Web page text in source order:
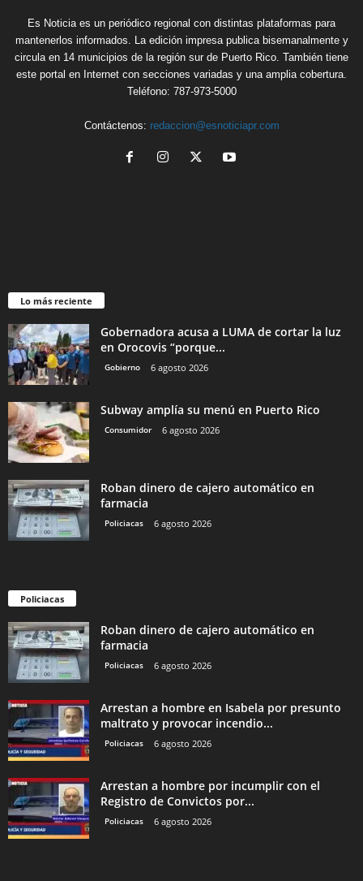
Es Noticia es un periódico regional con distintas plataformas para
mantenerlos informados. La edición impresa publica bisemanalmente y
circula en 14 municipios de la región sur de Puerto Rico. También tiene
este portal en Internet con secciones variadas y una amplia cobertura.
Teléfono: 787-973-5000
Contáctenos: redaccion@esnoticiapr.com
Lo más reciente
Gobernadora acusa a LUMA de cortar la luz
en Orocovis “porque...
Gobierno 6 agosto 2026
Subway amplía su menú en Puerto Rico
Consumidor 6 agosto 2026
Roban dinero de cajero automático en
farmacia
Policiacas 6 agosto 2026
Policiacas
Roban dinero de cajero automático en
farmacia
Policiacas 6 agosto 2026
Arrestan a hombre en Isabela por presunto
maltrato y provocar incendio...
Policiacas 6 agosto 2026
Arrestan a hombre por incumplir con el
Registro de Convictos por...
Policiacas 6 agosto 2026